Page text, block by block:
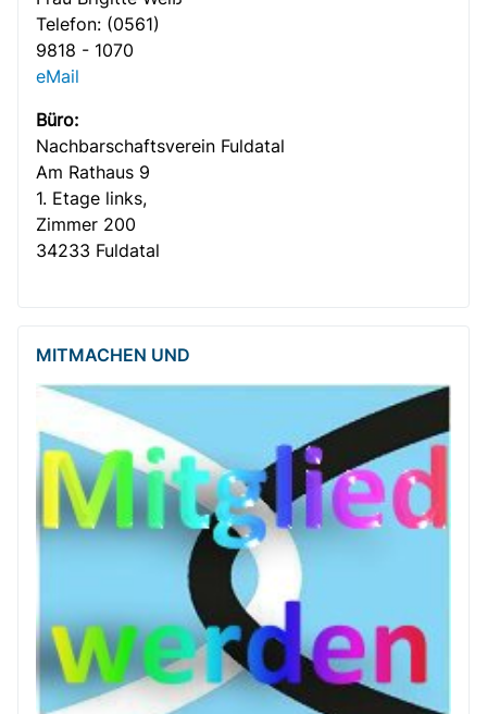
Telefon: (0561)
9818 - 1070
eMail
Büro:
Nachbar­­schafts­verein Fuldatal
Am Rathaus 9
1. Etage links,
Zimmer 200
34233 Fuldatal
MITMACHEN UND